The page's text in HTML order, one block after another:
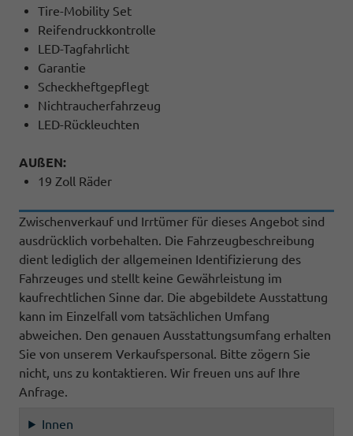
Tire-Mobility Set
Reifendruckkontrolle
LED-Tagfahrlicht
Garantie
Scheckheftgepflegt
Nichtraucherfahrzeug
LED-Rückleuchten
AUßEN:
19 Zoll Räder
Zwischenverkauf und Irrtümer für dieses Angebot sind
ausdrücklich vorbehalten. Die Fahrzeugbeschreibung
dient lediglich der allgemeinen Identifizierung des
Fahrzeuges und stellt keine Gewährleistung im
kaufrechtlichen Sinne dar. Die abgebildete Ausstattung
kann im Einzelfall vom tatsächlichen Umfang
abweichen. Den genauen Ausstattungsumfang erhalten
Sie von unserem Verkaufspersonal. Bitte zögern Sie
nicht, uns zu kontaktieren. Wir freuen uns auf Ihre
Anfrage.
Innen